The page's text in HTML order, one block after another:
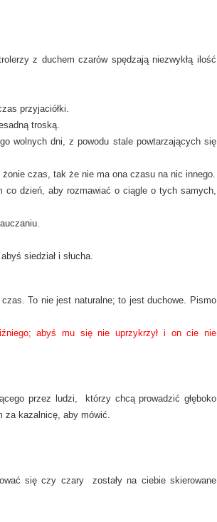
z duchem czarów spędzają niezwykłą ilość
przyjaciółki.
troską.
wolnych dni, z powodu stale powtarzających się
czas, tak że nie ma ona czasu na nic innego.
dzień, aby rozmawiać o ciągle o tych samych,
siedział i słucha.
To nie jest naturalne; to jest duchowe. Pismo
abyś mu się nie uprzykrzył i on cie nie
przez ludzi, którzy chcą prowadzić głęboko
za kazalnicę, aby mówić.
się czy czary zostały na ciebie skierowane